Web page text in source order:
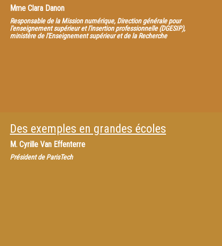
Mme Clara Danon
Responsable de la Mission numérique, Direction générale pour
l'enseignement supérieur et l'insertion professionnelle (DGESIP),
ministère de l'Enseignement supérieur et de la Recherche
Des exemples en grandes écoles
M. Cyrille Van Effenterre
Président de ParisTech